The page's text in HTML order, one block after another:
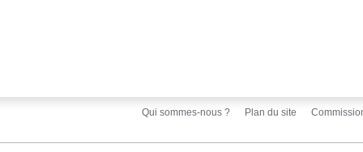
Qui sommes-nous ? Plan du site